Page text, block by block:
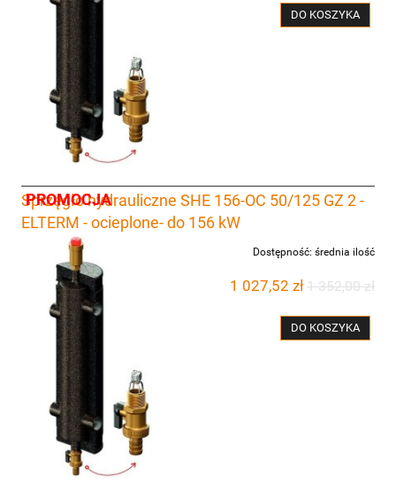
DO KOSZYKA
Sprzęgło hydrauliczne SHE 156-OC 50/125 GZ 2 -
ELTERM - ocieplone- do 156 kW
Dostępność: średnia ilość
1 027,52 zł1 352,00 zł
DO KOSZYKA
PROMOCJA